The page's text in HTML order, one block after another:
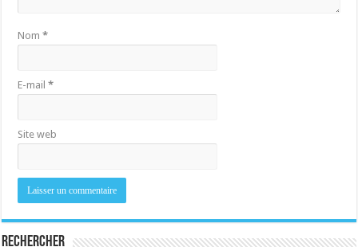
Nom*
E-mail*
Site web
Rechercher